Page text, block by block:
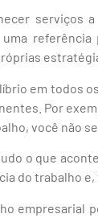
serviços
em todos
Por
você não
o que
do trabalho
empresarial